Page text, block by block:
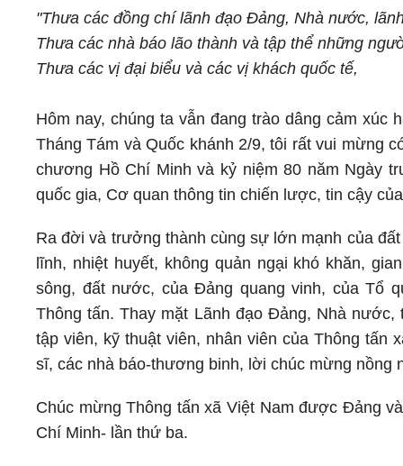
"Thưa các đồng chí lãnh đạo Đảng, Nhà nước,
Thưa các nhà báo lão thành và tập thể những
Thưa các vị đại biểu và các vị khách quốc tế,
Hôm nay, chúng ta vẫn đang trào dâng cảm xúc
Tháng Tám và Quốc khánh 2/9, tôi rất vui mừng
chương Hồ Chí Minh và kỷ niệm 80 năm Ngày
quốc gia, Cơ quan thông tin chiến lược, tin cậy
Ra đời và trưởng thành cùng sự lớn mạnh của
lĩnh, nhiệt huyết, không quản ngại khó khăn,
sông, đất nước, của Đảng quang vinh, của Tổ
Thông tấn. Thay mặt Lãnh đạo Đảng, Nhà
tập viên, kỹ thuật viên, nhân viên của Thông tấn
sĩ, các nhà báo-thương binh, lời chúc mừng nồng
Chúc mừng Thông tấn xã Việt Nam được Đảng
Chí Minh- lần thứ ba.